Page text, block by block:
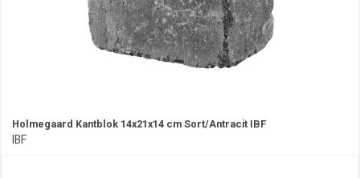
Holmegaard Kantblok 14x21x14 cm Sort/Antracit IBF
IBF